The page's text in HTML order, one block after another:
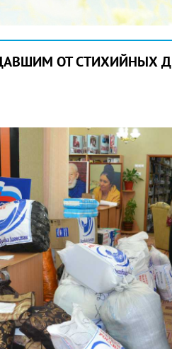
ОТ СТИХИЙНЫХ
ГОДОМ
В ЯКУТИИ